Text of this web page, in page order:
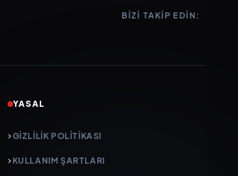
BIZI TAKIP EDIN:
YASAL
GIZLILIK POLITIKASI
KULLANIM ŞARTLARI